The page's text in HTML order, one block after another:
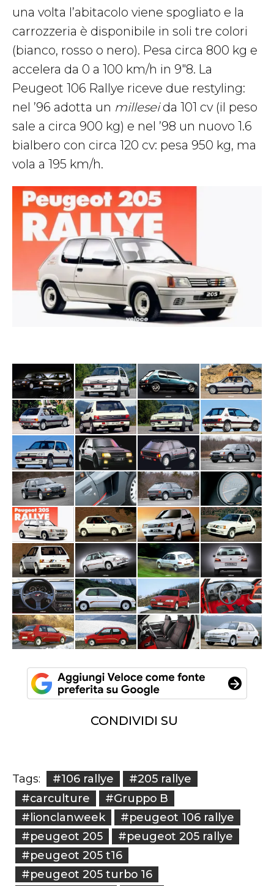
una volta l’abitacolo viene spogliato e la
carrozzeria è disponibile in soli tre colori
(bianco, rosso o nero). Pesa circa 800 kg e
accelera da 0 a 100 km/h in 9″8. La
Peugeot 106 Rallye riceve due restyling:
nel ’96 adotta un milleseida 101 cv (il peso
sale a circa 900 kg) e nel ’98 un nuovo 1.6
bialbero con circa 120 cv: pesa 950 kg, ma
vola a 195 km/h.
CONDIVIDI SU
Tags: #106 rallye
#205 rallye
#carculture
#Gruppo B
#lionclanweek
#peugeot 106 rallye
#peugeot 205
#peugeot 205 rallye
#peugeot 205 t16
#peugeot 205 turbo 16